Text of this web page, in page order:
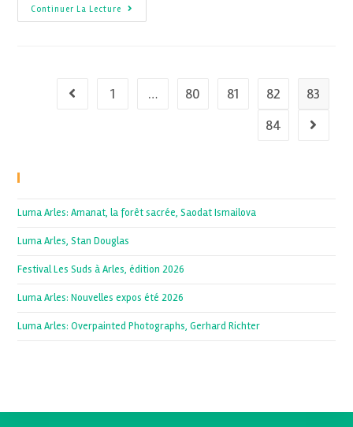
Continuer La Lecture
1 … 80 81 82
83
84
Luma Arles: Amanat, la forêt sacrée, Saodat Ismailova
Luma Arles, Stan Douglas
Festival Les Suds à Arles, édition 2026
Luma Arles: Nouvelles expos été 2026
Luma Arles: Overpainted Photographs, Gerhard Richter